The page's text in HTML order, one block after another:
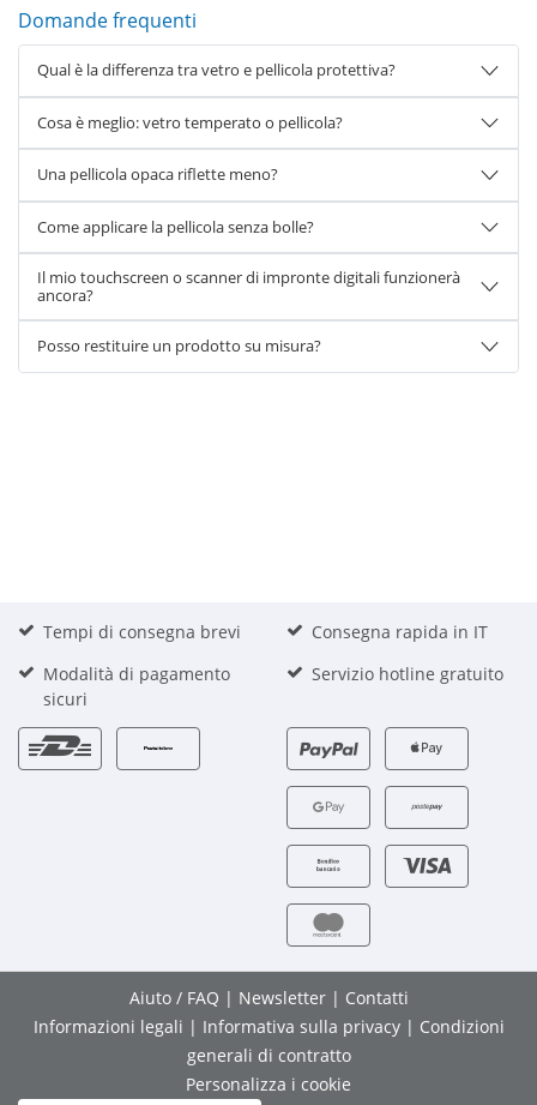
Domande frequenti
Qual è la differenza tra vetro e pellicola protettiva?
Cosa è meglio: vetro temperato o pellicola?
Una pellicola opaca riflette meno?
Come applicare la pellicola senza bolle?
Il mio touchscreen o scanner di impronte digitali funzionerà
ancora?
Posso restituire un prodotto su misura?
Tempi di consegna brevi
Consegna rapida in IT
Modalità di pagamento
sicuri
Servizio hotline gratuito
Aiuto / FAQ | Newsletter | Contatti
Informazioni legali | Informativa sulla privacy | Condizioni
generali di contratto
Personalizza i cookie